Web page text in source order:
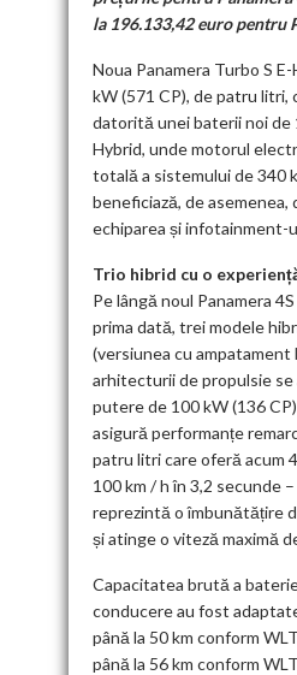
la 196.133,42 euro pentru
Noua Panamera Turbo S
kW (571 CP), de patru
datorită unei baterii noi de
Hybrid, unde motorul
totală a sistemului de 340
beneficiază, de
echiparea și infotainment-
Trio hibrid cu o
Pe lângă noul Panamera
prima dată, trei modele
(versiunea cu
arhitecturii de propulsie
putere de 100 kW (136
asigură performanțe
patru litri care oferă acum
100 km / h în 3,2 secunde
reprezintă o îmbunătățire
și atinge o viteză maximă
Capacitatea brută a
conducere au fost
până la 50 km conform
până la 56 km conform